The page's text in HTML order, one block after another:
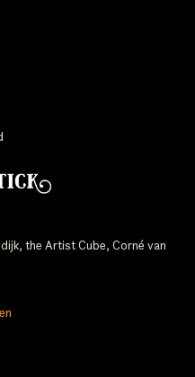
the Artist Cube, Corné van